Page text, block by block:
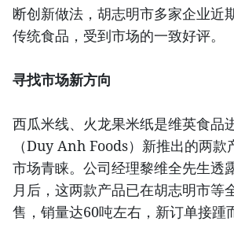
断创新做法，胡志明市多家企业近
传统食品，受到市场的一致好评。
寻找市场新方向
西瓜米线、火龙果米纸是维英食品
（Duy Anh Foods）新推出的两款
市场青睐。公司经理黎维全先生透
月后，这两款产品已在胡志明市等
售，销量达60吨左右，新订单接踵